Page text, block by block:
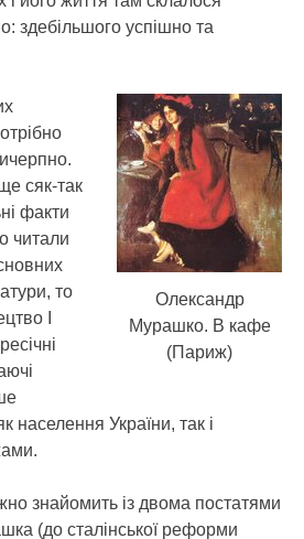
здебільшого успішно та
Олександр
Мурашко. В кафе
(Париж)
сяк-так
факти
читали
то
І
населення України, так і
знайомить із двома постатями
(до сталінської реформи